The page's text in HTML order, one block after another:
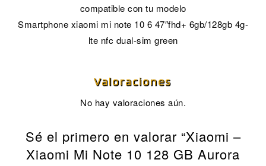
compatible con tu modelo
Smartphone xiaomi mi note 10 6 47″fhd+ 6gb/128gb 4g-
lte nfc dual-sim green
Valoraciones
No hay valoraciones aún.
Sé el primero en valorar “Xiaomi –
Xiaomi Mi Note 10 128 GB Aurora